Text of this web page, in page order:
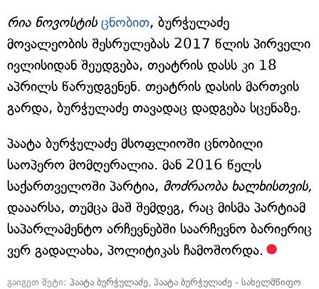
რია ნოვოსტის ცნობით, ბურჭულაძე
მოვალეობის შესრულებას 2017 წლის პირველი
ივლისიდან შეუდგება, თეატრის დასს კი 18
აპრილს წარუდგენენ. თეატრის დასის მართვის
გარდა, ბურჭულაძე თავადაც დადგება სცენაზე.
პაატა ბურჭულაძე მსოფლიოში ცნობილი
საოპერო მომღერალია. მან 2016 წელს
საქართველოში პარტია, მოძრაობა ხალხისთვის,
დააარსა, თუმცა მაშ შემდეგ, რაც მისმა პარტიამ
საპარლამენტო არჩევნებში საარჩევნო ბარიერიც
ვერ გადალახა, პოლიტიკას ჩამოშორდა.
გაიგეთ მეტი: პაატა ბურჭულაძე, პაატა ბურჭულაძე - სახელმწიფო